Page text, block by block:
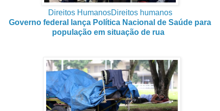
Direitos HumanosDireitos humanos
Governo federal lança Política Nacional de Saúde para
população em situação de rua